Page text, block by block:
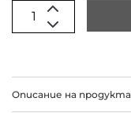
Описание на продукта